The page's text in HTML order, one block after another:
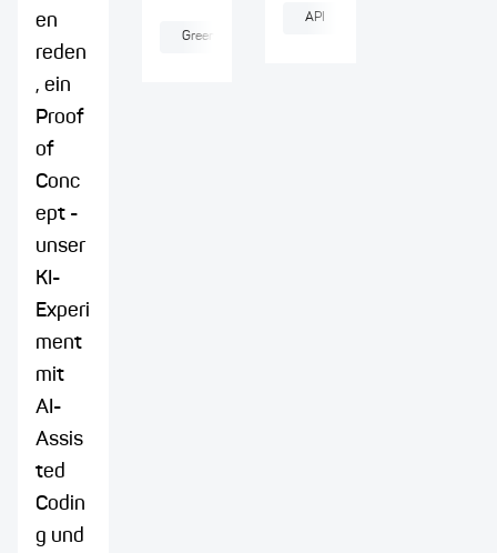
en
reden
, ein
Proof
of
Conc
ept -
unser
KI-
Experi
ment
mit
AI-
Assis
ted
Codin
g und
Green IT
API